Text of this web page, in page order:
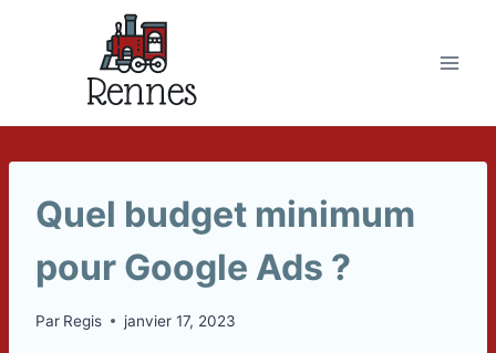
Quel budget minimum
pour Google Ads ?
Par Regis janvier 17, 2023